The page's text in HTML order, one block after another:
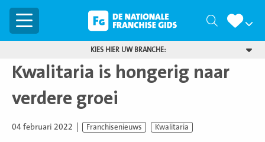
Menu Zoeken
KIES HIER UW BRANCHE:
Kwalitaria is hongerig naar
verdere groei
04 februari 2022 Franchisenieuws Kwalitaria